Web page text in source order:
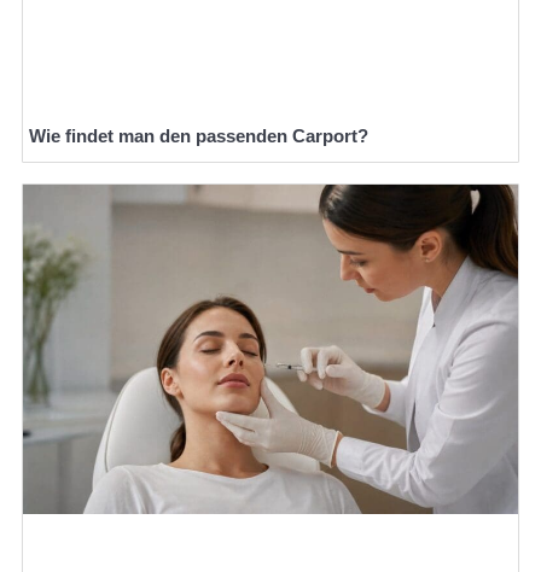
Wie findet man den passenden Carport?